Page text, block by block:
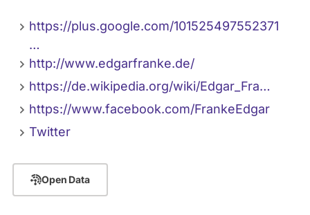
https://plus.google.com/101525497552371
…
http://www.edgarfranke.de/
https://de.wikipedia.org/wiki/Edgar_Fra…
https://www.facebook.com/FrankeEdgar
Twitter
Open Data